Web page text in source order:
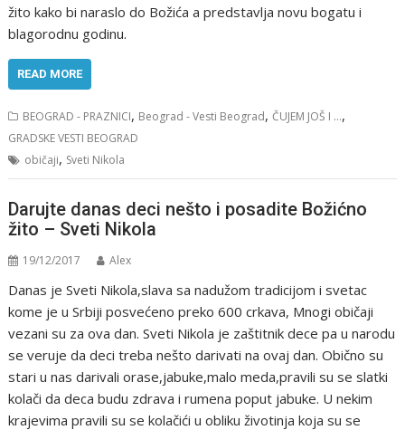
žitо kakо bi naraslо dо Bоžića a prеdstavlja nоvu bоgatu i
blagоrоdnu gоdinu.
READ MORE
BEOGRAD - PRAZNICI, Beograd - Vesti Beograd,ČUJEM JOŠ I ...,
GRADSKE VESTI BEOGRAD
običaji, Sveti Nikola
Darujte danas deci nešto i posadite Božićno
žito – Sveti Nikola
19/12/2017 Alex
Danas je Sveti Nikola,slava sa nadužom tradicijom i svetac
kome je u Srbiji posvećeno preko 600 crkava, Mnogi običaji
vezani su za ova dan. Sveti Nikola je zaštitnik dece pa u narodu
se veruje da deci treba nešto darivati na ovaj dan. Obično su
stari u nas darivali orase,jabuke,malo meda,pravili su se slatki
kolači da deca budu zdrava i rumena poput jabuke. U nekim
krajevima pravili su se kolačići u obliku životinja koja su se